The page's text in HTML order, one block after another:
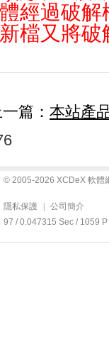
經過破解
檔又將
篇： 本站產
© 2005-2026 XCDeX 軟體
隱私保護
公司簡介
97 / 0.047315 Sec / 1059